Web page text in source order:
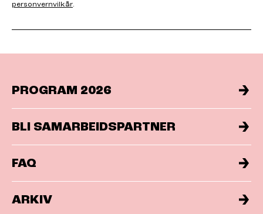
personvernvilkår.
PROGRAM 2026
BLI SAMARBEIDSPARTNER
FAQ
ARKIV